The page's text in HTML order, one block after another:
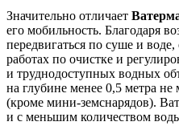
Значительно отличает
его мобильность. Благодаря
передвигаться по суше и
работах по очистке и
и труднодоступных водных
на глубине менее 0,5 метра
(кроме мини-земснарядов).
и с меньшим количеством